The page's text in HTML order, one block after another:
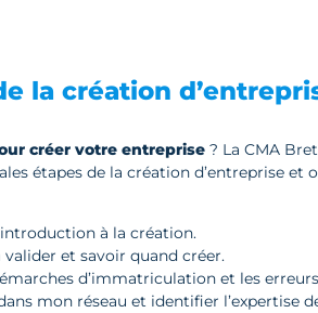
la création
créer votre entreprise? La CMA
étapes de la création d’entreprise et
à la création.
et savoir quand créer.
d’immatriculation et les
mon réseau et identifier l’expertise